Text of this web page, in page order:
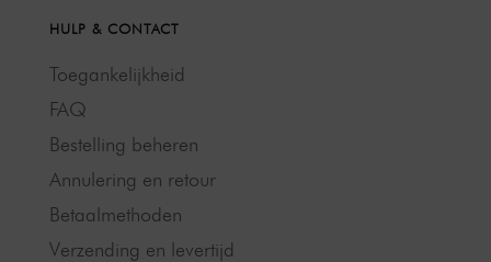
HULP & CONTACT
Toegankelijkheid
FAQ
Bestelling beheren
Annulering en retour
Betaalmethoden
Verzending en levertijd